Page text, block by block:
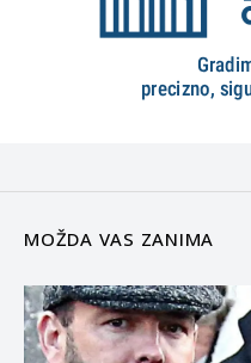
MOŽDA VAS ZANIMA